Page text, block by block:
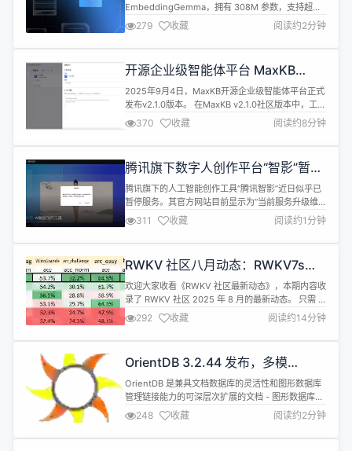
EmbeddingGemma，拥有 308M 参数，支持超过
100 种语言，量化后可在 200 MB 以内的 RAM 上运
行，在 MTEB 排行榜上位列 500 M 以下参数模型第
一名。 EmbeddingGemma 模型支持
2...
279 收藏 阅读约2分钟
开源企业级智能体平台 MaxKB
v2.1.0 发布
2025年9月4日，MaxKB开源企业级智能体平台正式
发布v2.1.0版本。 在MaxKB v2.1.0社区版本中，工具
方面，新增MCP工具管理功能，用户可以添加并管理
已有MCP服务，并且可以在应用中引用工具管理中的
MCP工具。应用方面，AI对话节点新增工具设置，用
MCP服务提供给模型，模型可自主决策是否调用已
配...
370 收藏 阅读约8分钟
腾讯旗下数字人创作平台“智影”暂停
服务
腾讯旗下的人工智能创作工具“腾讯智影”近日似乎已
暂停服务。其官方网站目前显示为“当前服务升级维
护中”，无法正常访问。与此同时，该产品的相关微
信公众号和视频号均已显示为注销状态。 对于此次服
务中断的具体原因，腾讯官方尚未发布任何正式声明
相关的具体通知。 腾讯智影于2023年3月30日正式
上线，是腾讯AI智能创作助手...
311 收藏 阅读约1分钟
RWKV 社区八月动态：RWKV7s
0.1B 发布，G0 13B 训练中，6 篇论
文
欢迎大家收看《RWKV 社区最新动态》，本期内容收
录了 RWKV 社区 2025 年 8 月的最新动态。 只需 3
分钟，快速了解 RWKV 社区 8 月都有哪些新鲜事！
8 月动态省流版（TL;DR） RWKV 模型新闻动态
RWKV-7s 0.1B 发布 RWKV7-G0 13.3B 正在训练
292 收藏 阅读约14分钟
OrientDB 3.2.44 发布，多模
NoSQL 数据库
OrientDB 是兼具文档数据库的灵活性和图形数据库
管理链接能力的可深层次扩展的文档 - 图形数据库管
理系统。可选无模式、全模式或混合模式。支持许多
高级特性，诸如 ACID 事务、快速索引、原生和 SQL
查询功能。可以导入 JSON 格式、导出文档。
248 收藏 阅读约2分钟